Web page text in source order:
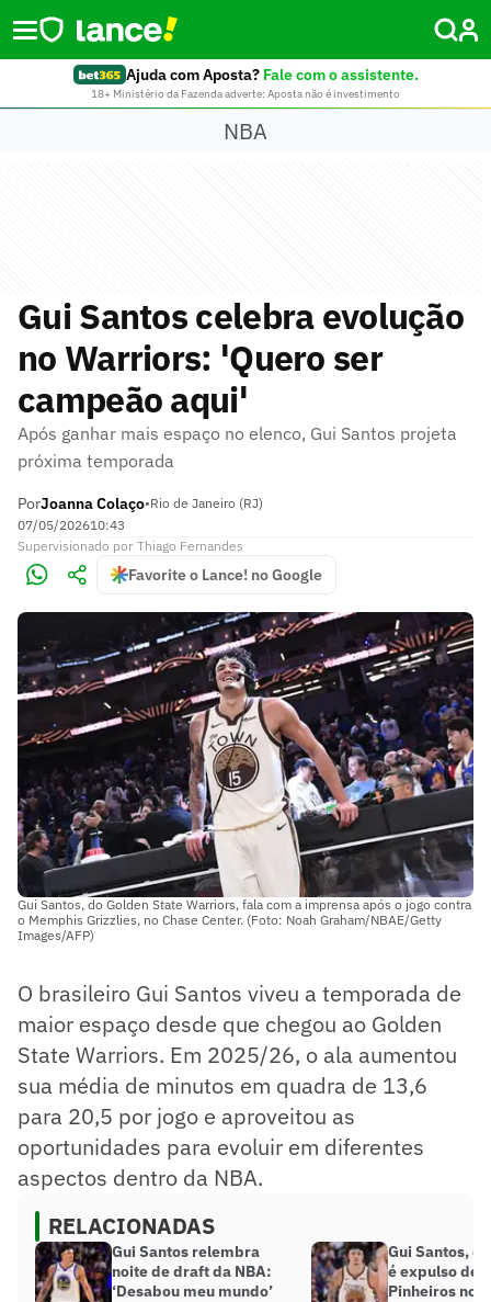
Ajuda com Aposta? Fale com o assistente.
18+ Ministério da Fazenda adverte: Aposta não é investimento
NBA
Gui Santos celebra evolução
no Warriors: 'Quero ser
campeão aqui'
Após ganhar mais espaço no elenco, Gui Santos projeta
próxima temporada
PorJoanna Colaço•Rio de Janeiro (RJ)
07/05/202610:43
Supervisionado por Thiago Fernandes
Favorite o Lance! no Google
Gui Santos, do Golden State Warriors, fala com a imprensa após o jogo contra
o Memphis Grizzlies, no Chase Center. (Foto: Noah Graham/NBAE/Getty
Images/AFP)
O brasileiro Gui Santos viveu a temporada de
maior espaço desde que chegou ao Golden
State Warriors. Em 2025/26, o ala aumentou
sua média de minutos em quadra de 13,6
para 20,5 por jogo e aproveitou as
oportunidades para evoluir em diferentes
aspectos dentro da NBA.
RELACIONADAS
Gui Santos relembra
noite de draft da NBA:
‘Desabou meu mundo’
Gui Santos,
é expulso de
Pinheiros no